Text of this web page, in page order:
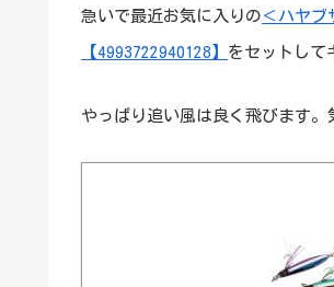
急いで最近お気に入りの ＜ハヤブ
【4993722940128】 をセットして
やっぱり追い風は良く飛びます。